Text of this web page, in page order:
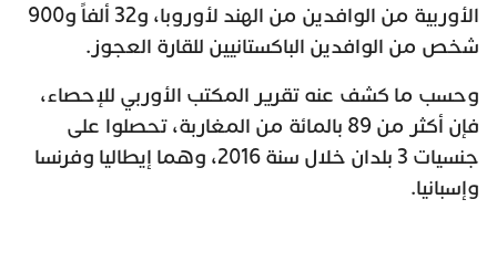
الأوربية من الوافدين من الهند لأوروبا، و32 ألفاً و900
شخص من الوافدين الباكستانيين للقارة العجوز.
وحسب ما كشف عنه تقرير المكتب الأوربي للإحصاء،
فإن أكثر من 89 بالمائة من المغاربة، تحصلوا على
جنسيات 3 بلدان خلال سنة 2016، وهما إيطاليا وفرنسا
وإسبانيا.